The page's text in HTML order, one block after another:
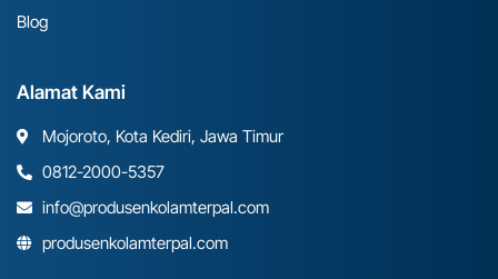
Blog
Alamat Kami
Mojoroto, Kota Kediri, Jawa Timur
0812-2000-5357
info@produsenkolamterpal.com
produsenkolamterpal.com